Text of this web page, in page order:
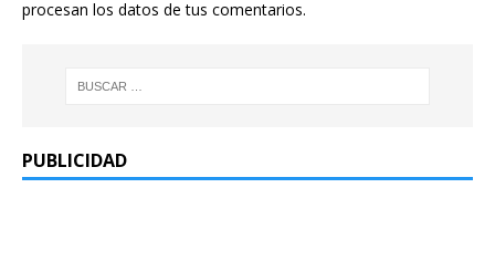
procesan los datos de tus comentarios.
PUBLICIDAD